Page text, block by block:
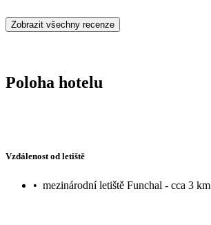
Zobrazit všechny recenze
Poloha hotelu
Vzdálenost od letiště
• mezinárodní letiště Funchal - cca 3 km